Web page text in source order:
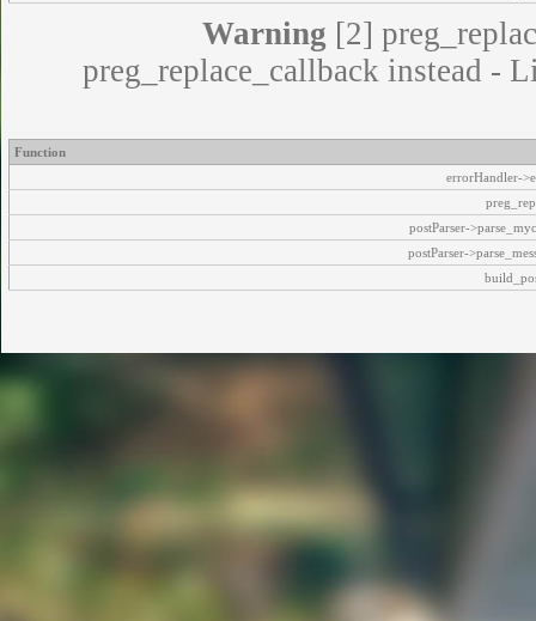
Warning [2]
preg_replace_callback instead -
Function
errorHandler-
postParser-
postParser-